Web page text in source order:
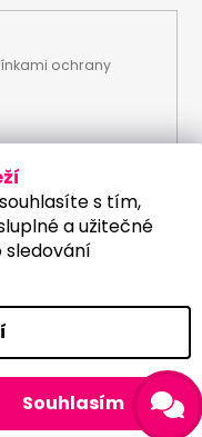
s tím,
a užitečné
sledování
Souhlasím
ochrany
studio: